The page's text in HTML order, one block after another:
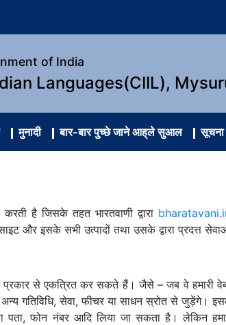
of India
Languages(CIIL),
मुनादी बार-बार पुच्छे जाने आह्‌ले सुआल सूचना
है जिसके तहत भारतवाणी द्वारा
और इसके सभी उत्पादों तथा उसके द्वारा प्रदत्त
प्रकार से एकत्रित कर सकते हैं। जैसे – जब वे हमारी
अन्य गतिविधि, सेवा, फीचर या साधन स्रोत से
फोन नंबर आदि लिया जा सकता है। लेकिन